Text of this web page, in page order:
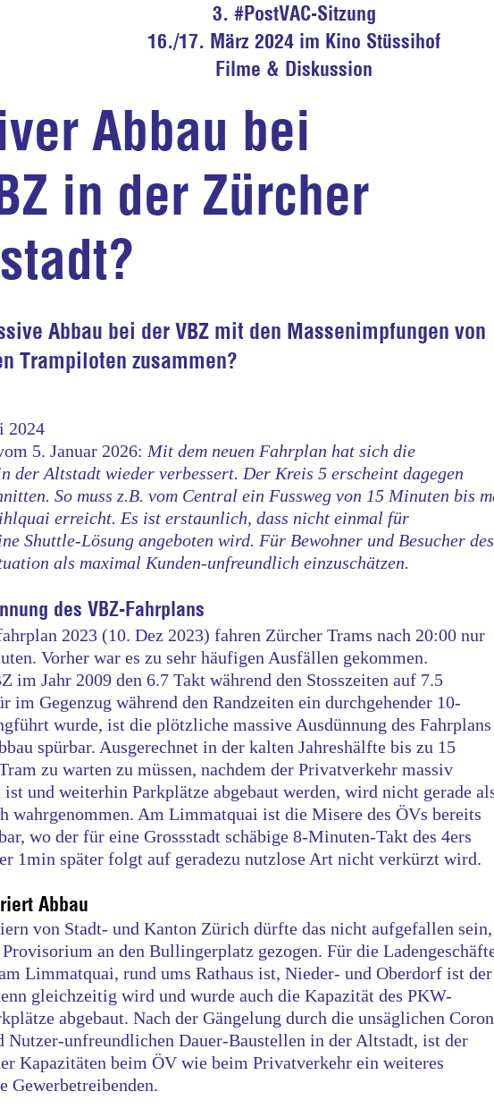
Abbau bei
in der Zürcher
3. #PostVAC-Sitzung
16./17. März 2024 im Kino Stüssihof
Filme & Diskussion
Abbau bei der VBZ mit den Massenimpfungen von
Trampiloten zusammen?
2024
5. Januar 2026: Mit dem neuen Fahrplan hat sich die
der Altstadt wieder verbessert. Der Kreis 5 erscheint dagegen
So muss z.B. vom Central ein Fussweg von 15 Minuten bis
erreicht. Es ist erstaunlich, dass nicht einmal für
Shuttle-Lösung angeboten wird. Für Bewohner und Besucher des
als maximal Kunden-unfreundlich einzuschätzen.
des VBZ-Fahrplans
2023 (10. Dez 2023) fahren Zürcher Trams nach 20:00 nur
Vorher war es zu sehr häufigen Ausfällen gekommen.
im Jahr 2009 den 6.7 Takt während den Stosszeiten auf 7.5
im Gegenzug während den Randzeiten ein durchgehender 10-
wurde, ist die plötzliche massive Ausdünnung des Fahrplans
spürbar. Ausgerechnet in der kalten Jahreshälfte bis zu 15
zu warten zu müssen, nachdem der Privatverkehr massiv
und weiterhin Parkplätze abgebaut werden, wird nicht gerade
wahrgenommen. Am Limmatquai ist die Misere des ÖVs bereits
wo der für eine Grossstadt schäbige 8-Minuten-Takt des 4ers
1min später folgt auf geradezu nutzlose Art nicht verkürzt wird.
Abbau
von Stadt- und Kanton Zürich dürfte das nicht aufgefallen sein,
an den Bullingerplatz gezogen. Für die
Limmatquai, rund ums Rathaus ist, Nieder- und Oberdorf ist der
gleichzeitig wird und wurde auch die Kapazität des PKW-
abgebaut. Nach der Gängelung durch die unsäglichen
Nutzer-unfreundlichen Dauer-Baustellen in der Altstadt, ist der
Kapazitäten beim ÖV wie beim Privatverkehr ein weiteres
Gewerbetreibenden.